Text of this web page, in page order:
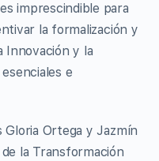
imprescindible para
la formalización y
Innovación y la
e
Gloria Ortega y Jazmín
la Transformación